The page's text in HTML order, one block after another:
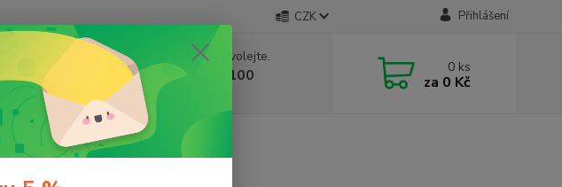
CZK Přihlášení
Nevíte si rady? Zavolejte.
+420 603 332 100
(Po-Pá, 10-17 hod.)
0 ks
za 0 Kč
radiata 5 ml